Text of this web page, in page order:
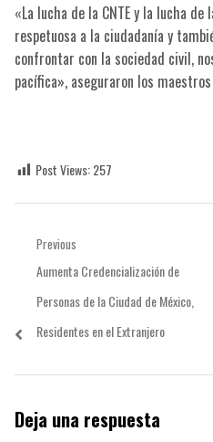
«La lucha de la CNTE y la lucha
respetuosa a la ciudadanía y
confrontar con la sociedad civil,
pacífica», aseguraron los
Post Views: 257
Navegación
entradas
Previous
Previous
post:
Aumenta Credencialización de
Personas de la Ciudad de México,
Residentes en el Extranjero
Deja una respuesta